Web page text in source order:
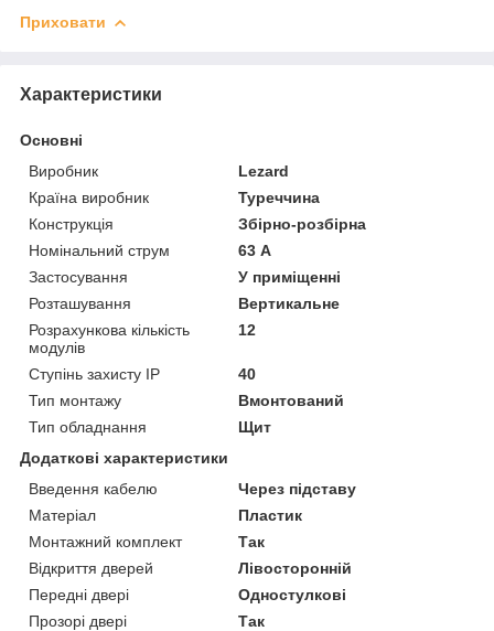
Приховати
Характеристики
Основні
Виробник
Lezard
Країна виробник
Туреччина
Конструкція
Збірно-розбірна
Номінальний струм
63 А
Застосування
У приміщенні
Розташування
Вертикальне
Розрахункова кількість
модулів
12
Ступінь захисту IP
40
Тип монтажу
Вмонтований
Тип обладнання
Щит
Додаткові характеристики
Введення кабелю
Через підставу
Матеріал
Пластик
Монтажний комплект
Так
Відкриття дверей
Лівосторонній
Передні двері
Одностулкові
Прозорі двері
Так